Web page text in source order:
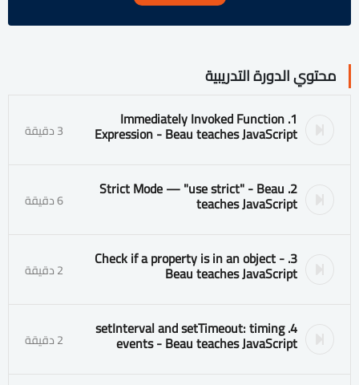
محتوي الدورة التدريبية
1. Immediately Invoked Function
Expression - Beau teaches JavaScript 3 دقيقة
2. Strict Mode — "use strict" - Beau
teaches JavaScript 6 دقيقة
3. Check if a property is in an object -
Beau teaches JavaScript 2 دقيقة
4. setInterval and setTimeout: timing
events - Beau teaches JavaScript 2 دقيقة